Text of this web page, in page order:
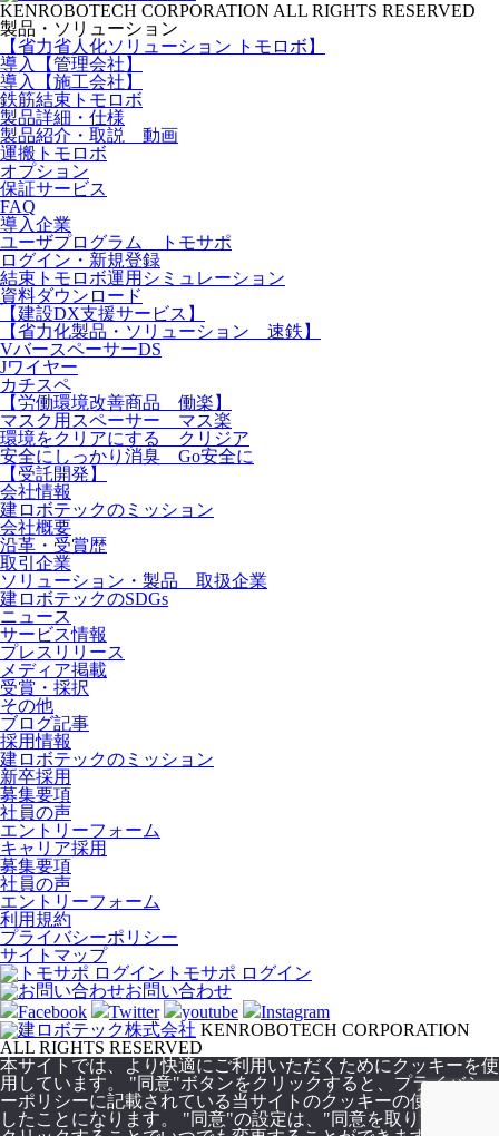
KENROBOTECH CORPORATION ALL RIGHTS RESERVED
製品・ソリューション
【省力省人化ソリューション トモロボ】
導入【管理会社】
導入【施工会社】
鉄筋結束トモロボ
製品詳細・仕様
製品紹介・取説 動画
運搬トモロボ
オプション
保証サービス
FAQ
導入企業
ユーザプログラム トモサポ
ログイン・新規登録
結束トモロボ運用シミュレーション
資料ダウンロード
【建設DX支援サービス】
【省力化製品・ソリューション 速鉄】
VバースペーサーDS
Jワイヤー
カチスペ
【労働環境改善商品 働楽】
マスク用スペーサー マス楽
環境をクリアにする クリジア
安全にしっかり消臭 Go安全に
【受託開発】
会社情報
建ロボテックのミッション
会社概要
沿革・受賞歴
取引企業
ソリューション・製品 取扱企業
建ロボテックのSDGs
ニュース
サービス情報
プレスリリース
メディア掲載
受賞・採択
その他
ブログ記事
採用情報
建ロボテックのミッション
新卒採用
募集要項
社員の声
エントリーフォーム
キャリア採用
募集要項
社員の声
エントリーフォーム
利用規約
プライバシーポリシー
サイトマップ
トモサポ ログイン
お問い合わせ
Facebook
Twitter youtube
Instagram
KENROBOTECH CORPORATION
ALL RIGHTS RESERVED
本サイトでは、より快適にご利用いただくためにクッキーを使
用しています。 "同意"ボタンをクリックすると、プライバシ
ーポリシーに記載されている当サイトのクッキーの使用に同意
したことになります。 "同意"の設定は、"同意を取り消し "を